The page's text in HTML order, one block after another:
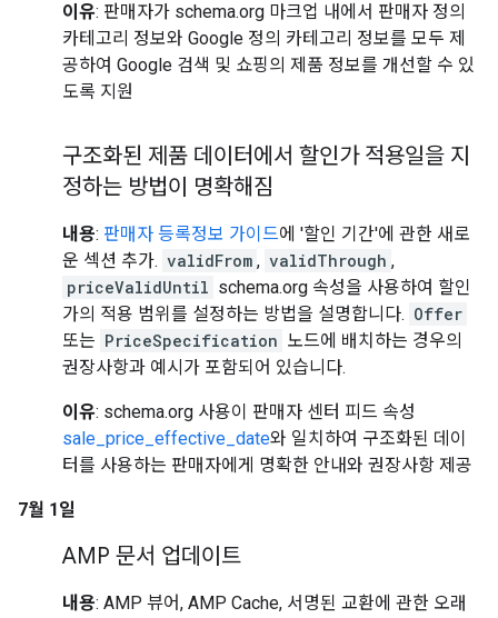
이유: 판매자가 schema.org 마크업 내에서 판매자 정의
카테고리 정보와 Google 정의 카테고리 정보를 모두 제
공하여 Google 검색 및 쇼핑의 제품 정보를 개선할 수 있
도록 지원
구조화된 제품 데이터에서 할인가 적용일을 지
정하는 방법이 명확해짐
내용: 판매자 등록정보 가이드에 '할인 기간'에 관한 새로
운 섹션 추가. validFrom , validThrough ,
priceValidUntil schema.org 속성을 사용하여 할인
가의 적용 범위를 설정하는 방법을 설명합니다. Offer
또는 PriceSpecification 노드에 배치하는 경우의
권장사항과 예시가 포함되어 있습니다.
이유: schema.org 사용이 판매자 센터 피드 속성
sale_price_effective_date와 일치하여 구조화된 데이
터를 사용하는 판매자에게 명확한 안내와 권장사항 제공
7월 1일
AMP 문서 업데이트
내용: AMP 뷰어, AMP Cache, 서명된 교환에 관한 오래